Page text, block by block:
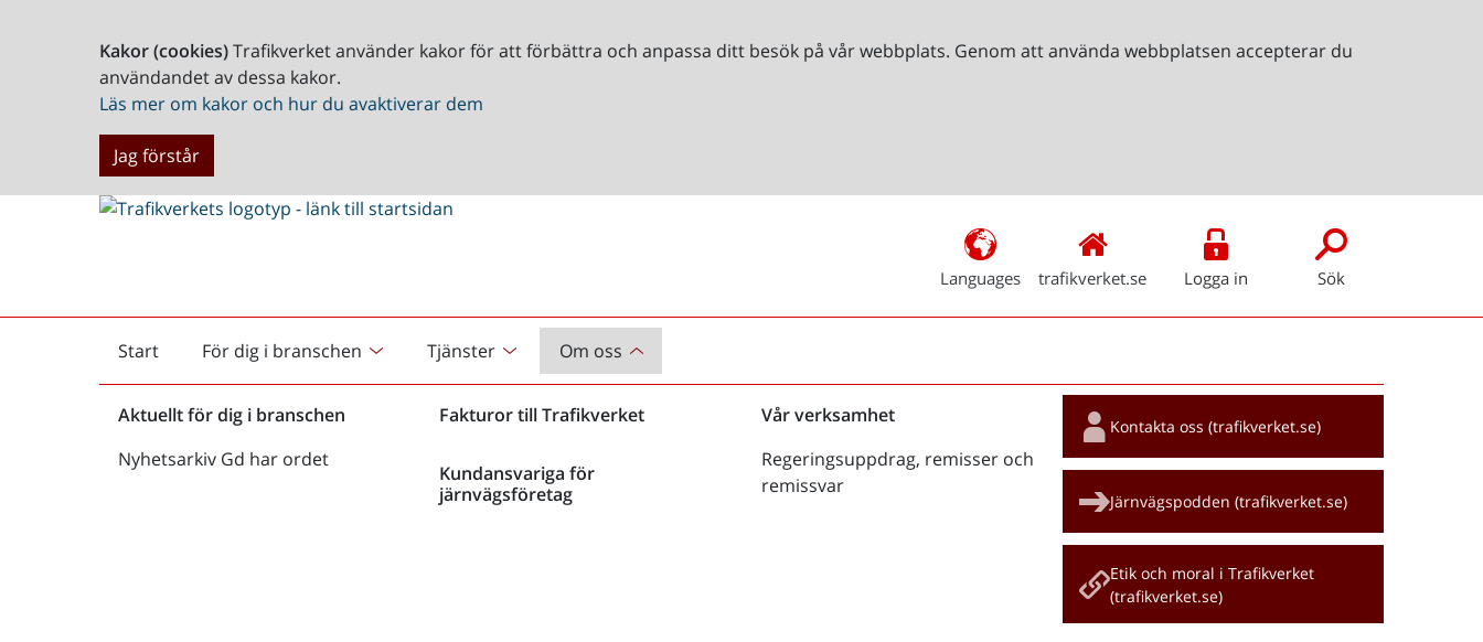
Kakor (cookies)Trafikverket använder kakor för att förbättra och anpassa ditt besök på vår webbplats. Genom att använda webbplatsen accepterar du
användandet av dessa kakor.
Läs mer om kakor och hur du avaktiverar dem
Jag förstår
Languages trafikverket.se Logga in Sök
Start
Startsida För dig i branschen Tjänster Om oss
Aktuellt för dig i branschen
Nyhetsarkiv Gd har ordet
Fakturor till Trafikverket
Kundansvariga för
järnvägsföretag
Vår verksamhet
Regeringsuppdrag, remisser och
remissvar
Snabblänkar
Kontakta oss (trafikverket.se)
Järnvägspodden (trafikverket.se)
Etik och moral i Trafikverket
(trafikverket.se)